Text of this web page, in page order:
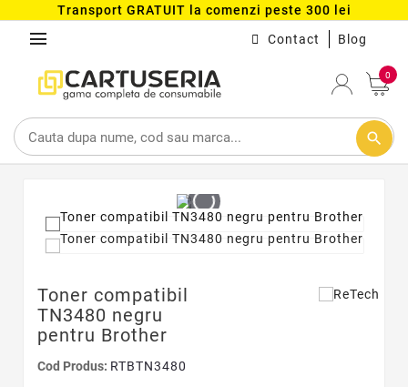
Transport GRATUIT la comenzi peste 300 lei
menu Contact Blog
0
search
Toner compatibil
TN3480 negru
pentru Brother
Cod Produs: RTBTN3480